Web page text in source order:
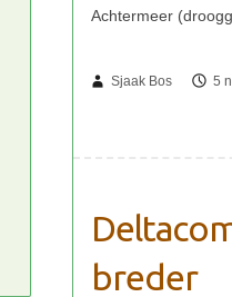
Sjaak Bos 5
breder